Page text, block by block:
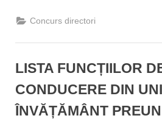
Concurs directori
LISTA FUNCȚIILOR
CONDUCERE DIN
ÎNVĂȚĂMÂNT